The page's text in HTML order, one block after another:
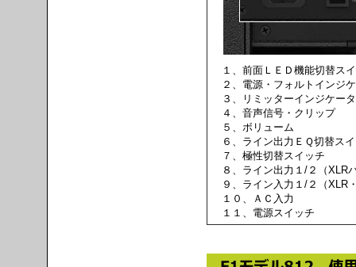
１、前面ＬＥＤ機能切替ス
２、電源・フォルトインジ
３、リミッターインジケー
４、音声信号・クリップ
５、ボリューム
６、ライン出力ＥＱ切替ス
７、極性切替スイッチ
８、ライン出力１/２（XLR
９、ライン入力１/２（XLR
１０、ＡＣ入力
１１、電源スイッチ